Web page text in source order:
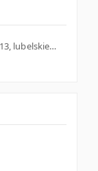
Lublin, ul. Lipowa 13, lubelskie